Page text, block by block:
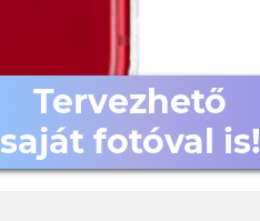
Tervezhető
saját fotóval is!